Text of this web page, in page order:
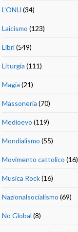
L'ONU (34)
Laicismo (123)
Libri(549)
Liturgia (111)
Magia (21)
Massoneria (70)
Medioevo (119)
Mondialismo (55)
Movimento cattolico (16)
Musica Rock(16)
Nazionalsocialismo (69)
No Global (8)